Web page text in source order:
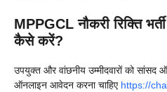
MPPGCL नौकरी रिक्ति
कैसे करें?
उपयुक्त और वांछनीय उम्मीदवारों को सांसद
ऑनलाइन आवेदन करना चाहिए https://